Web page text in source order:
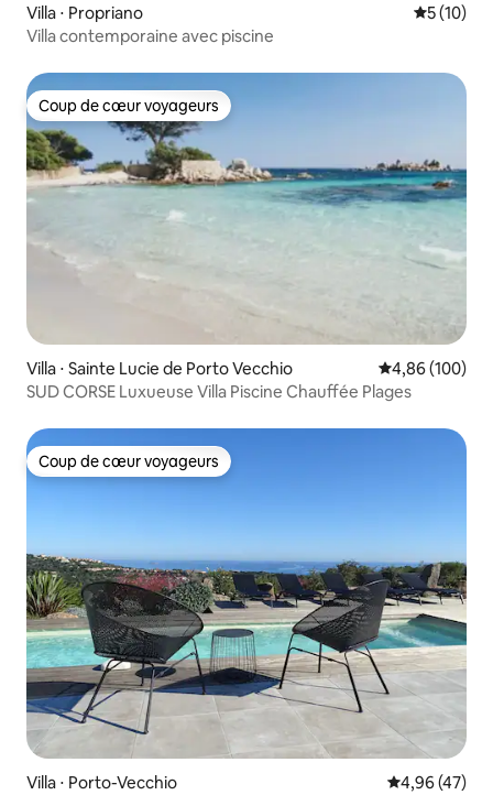
Villa ⋅ Propriano
5 (10)
Villa contemporaine avec piscine
Coup de cœur voyageurs
Coup de cœur voyageurs
Villa ⋅ Sainte Lucie de Porto Vecchio Évaluation
4,86 (100)
SUD CORSE Luxueuse Villa Piscine Chauffée Plages
Coup de cœur voyageurs
Coup de cœur voyageurs
Villa ⋅ Porto-Vecchio Évaluation
4,96 (47)